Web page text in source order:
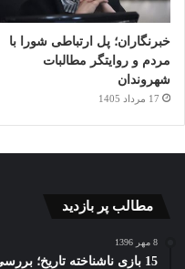
خبرنگاران؛ پل ارتباطی شورا با
مردم و روایتگر مطالبات
شهروندان
17 مرداد 1405
مطالب پر بازدید
8 مهر 1396
15 بازی ناشناخته تاریخ؛ بررسی بازی های کمتر دیده شده نسل قبل